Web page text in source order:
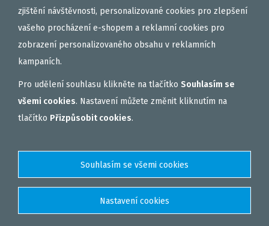
zjištění návštěvnosti, personalizované cookies pro zlepšení
vašeho procházení e-shopem a reklamní cookies pro
zobrazení personalizovaného obsahu v reklamních
kampaních.
Pro udělení souhlasu klikněte na tlačítko Souhlasím se
všemi cookies. Nastavení můžete změnit kliknutím na
tlačítko Přizpůsobit cookies.